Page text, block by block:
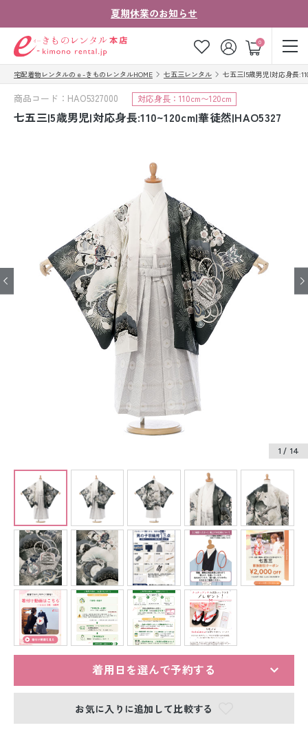
夏期休業のお知らせ
0
ゲスト
お気に入り ログイン カート
ご注文の流れ
法人・グループの
お客様はこちら
着物の種類から探す
七五三レンタル
ジュニア着物レンタル
ジュニア洋装レンタル
ベビー洋装レンタル
紋付袴レンタル
留袖レンタル
スーツレンタル
色打掛&紋付袴レンタル
宅配着物レンタルのｅ-きものレンタルHOME 七五三レンタル 七五三|5歳男児|対応身長
商品コード：HAO5327000 対応身長：110cm〜120cm
七五三|5歳男児|対応身長:110~120cm|華徒然|HAO5327
1 / 14
着用日を選んで予約する
お気に入りに追加して比較する